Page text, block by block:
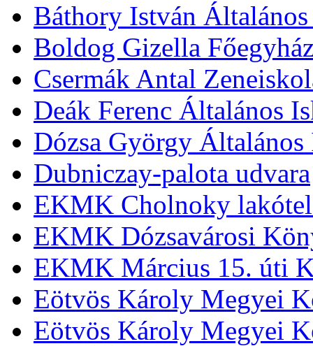
Báthory István
Boldog Gizella
Csermák Antal
Deák Ferenc Általános
Dózsa György Általános
Dubniczay-palota udvara
EKMK Cholnoky
EKMK Dózsavárosi
EKMK Március 15. úti
Eötvös Károly Megyei
Eötvös Károly Megyei